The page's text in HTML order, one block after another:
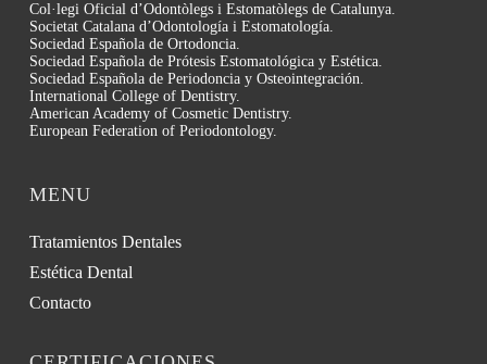
Col·legi Oficial d’Odontòlegs i Estomatòlegs de Catalunya.
Societat Catalana d’Odontología i Estomatología.
Sociedad Española de Ortodoncia.
Sociedad Española de Prótesis Estomatológica y Estética.
Sociedad Española de Periodoncia y Osteointegración.
International College of Dentistry.
American Academy of Cosmetic Dentistry.
European Federation of Periodontology.
MENU
Tratamientos Dentales
Estética Dental
Contacto